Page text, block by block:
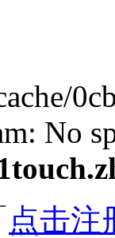
No
点击注